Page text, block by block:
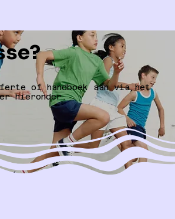
of handboek aan via het
hieronder.